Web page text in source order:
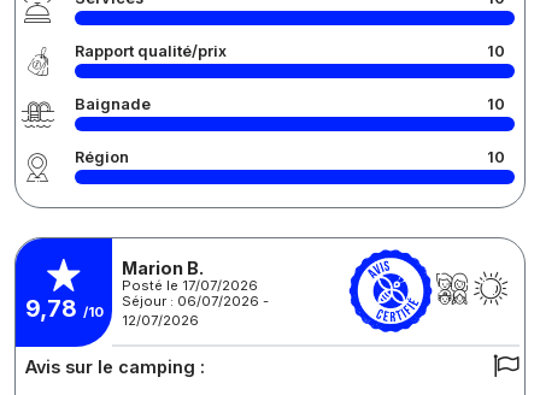
Rapport qualité/prix 10
Baignade 10
Région 10
9,78 /10
Marion B.
Posté le 17/07/2026
Séjour : 06/07/2026 -
12/07/2026
Avis sur le camping :